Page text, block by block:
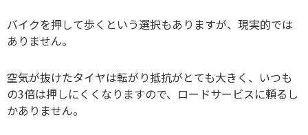
バイクを押して歩くという選択もありますが、現実的では
ありません。
空気が抜けたタイヤは転がり抵抗がとても大きく、いつも
の3倍は押しにくくなりますので、ロードサービスに頼るし
かありません。